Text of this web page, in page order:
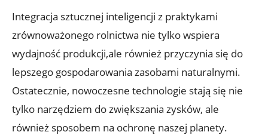
Integracja sztucznej inteligencji z praktykami
zrównoważonego rolnictwa nie tylko wspiera
wydajność produkcji,ale również przyczynia się do
lepszego gospodarowania zasobami naturalnymi.
Ostatecznie, nowoczesne technologie stają się nie
tylko narzędziem do zwiększania zysków, ale
również sposobem na ochronę naszej planety.